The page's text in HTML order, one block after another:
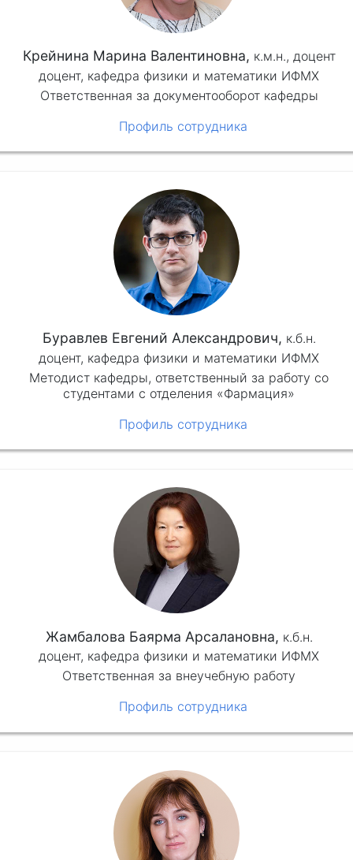
Крейнина Марина Валентиновна, к.м.н., доцент
доцент, кафедра физики и математики ИФМХ
Ответственная за документооборот кафедры
Профиль сотрудника
Буравлев Евгений Александрович, к.б.н.
доцент, кафедра физики и математики ИФМХ
Методист кафедры, ответственный за работу со
студентами с отделения «Фармация»
Профиль сотрудника
Жамбалова Баярма Арсалановна, к.б.н.
доцент, кафедра физики и математики ИФМХ
Ответственная за внеучебную работу
Профиль сотрудника